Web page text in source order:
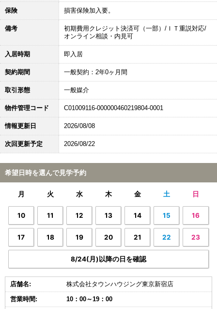
保険 損害保険加入要。
備考
初期費用クレジット決済可（一部）/ＩＴ重説対応/
オンライン相談・内見可
入居時期 即入居
契約期間 一般契約：2年0ヶ月間
取引形態 一般媒介
物件管理コード C01009116-000000460219804-0001
情報更新日 2026/08/08
次回更新予定 2026/08/22
希望日時を選んで見学予約
月 火 水 木 金 土 日
10 11 12 13 14 15 16
17 18 19 20 21 22 23
8/24(月)以降の日を確認
店舗名: 株式会社タウンハウジング東京新宿店
営業時間: 10：00～19：00